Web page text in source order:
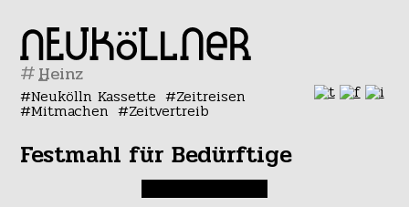
#
Neukölln Kassette Zeitreisen
Mitmachen Zeitvertreib
Festmahl für Bedürftige